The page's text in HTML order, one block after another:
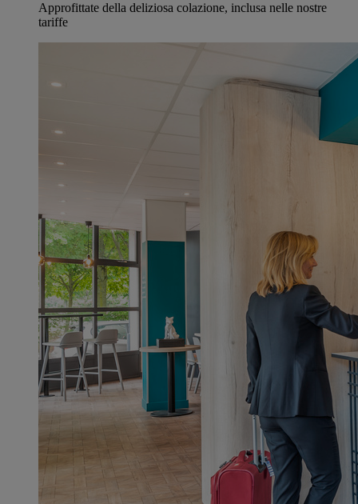
Approfittate della deliziosa colazione, inclusa nelle nostre
tariffe